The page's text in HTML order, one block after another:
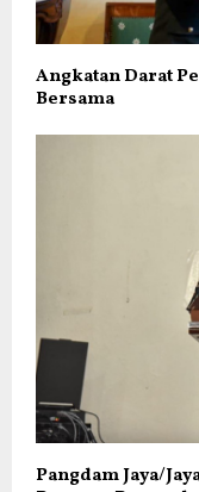
Angkatan Darat
Bersama
Pangdam Jaya/